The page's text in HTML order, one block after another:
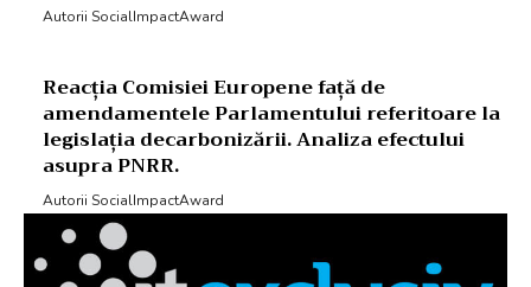
Autorii SocialImpactAward
Reacția Comisiei Europene față de
amendamentele Parlamentului referitoare la
legislația decarbonizării. Analiza efectului
asupra PNRR.
Autorii SocialImpactAward